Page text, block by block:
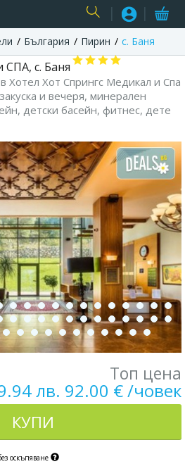
USER
България Пирин с. Баня
СПА, с. Баня
Хотел Хот Спрингс Медикал и Спа
и вечеря, минерален
детски басейн, фитнес, дете
Топ цена
лв. 92.00 € /човек
КУПИ
оскъпяване